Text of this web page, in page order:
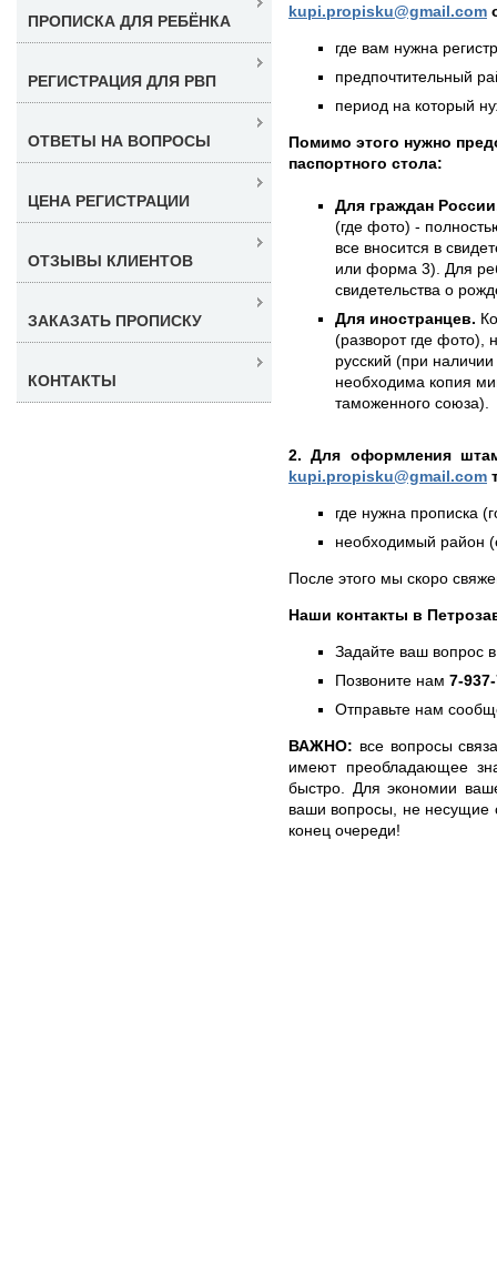
kupi.propisku@gmail.com
где вам нужна
предпочтительный
период на который
Помимо этого нужно
паспортного стола:
Для граждан
(где фото) -
все вносится в
или форма 3). Для
свидетельства о
Для иностранцев.
(разворот где фото),
русский (при
необходима копия
таможенного союза).
2. Для оформления
kupi.propisku@gmail.com
где нужна прописка
необходимый район
После этого мы скоро
Наши контакты в
Задайте ваш вопрос
Позвоните нам 7-
Отправьте нам
ВАЖНО: все вопросы
имеют преобладающее
быстро. Для экономии
ваши вопросы, не несущие
конец очереди!
ПРОПИСКА ДЛЯ РЕБЁНКА
РЕГИСТРАЦИЯ ДЛЯ РВП
ОТВЕТЫ НА ВОПРОСЫ
ЦЕНА РЕГИСТРАЦИИ
ОТЗЫВЫ КЛИЕНТОВ
ЗАКАЗАТЬ ПРОПИСКУ
КОНТАКТЫ